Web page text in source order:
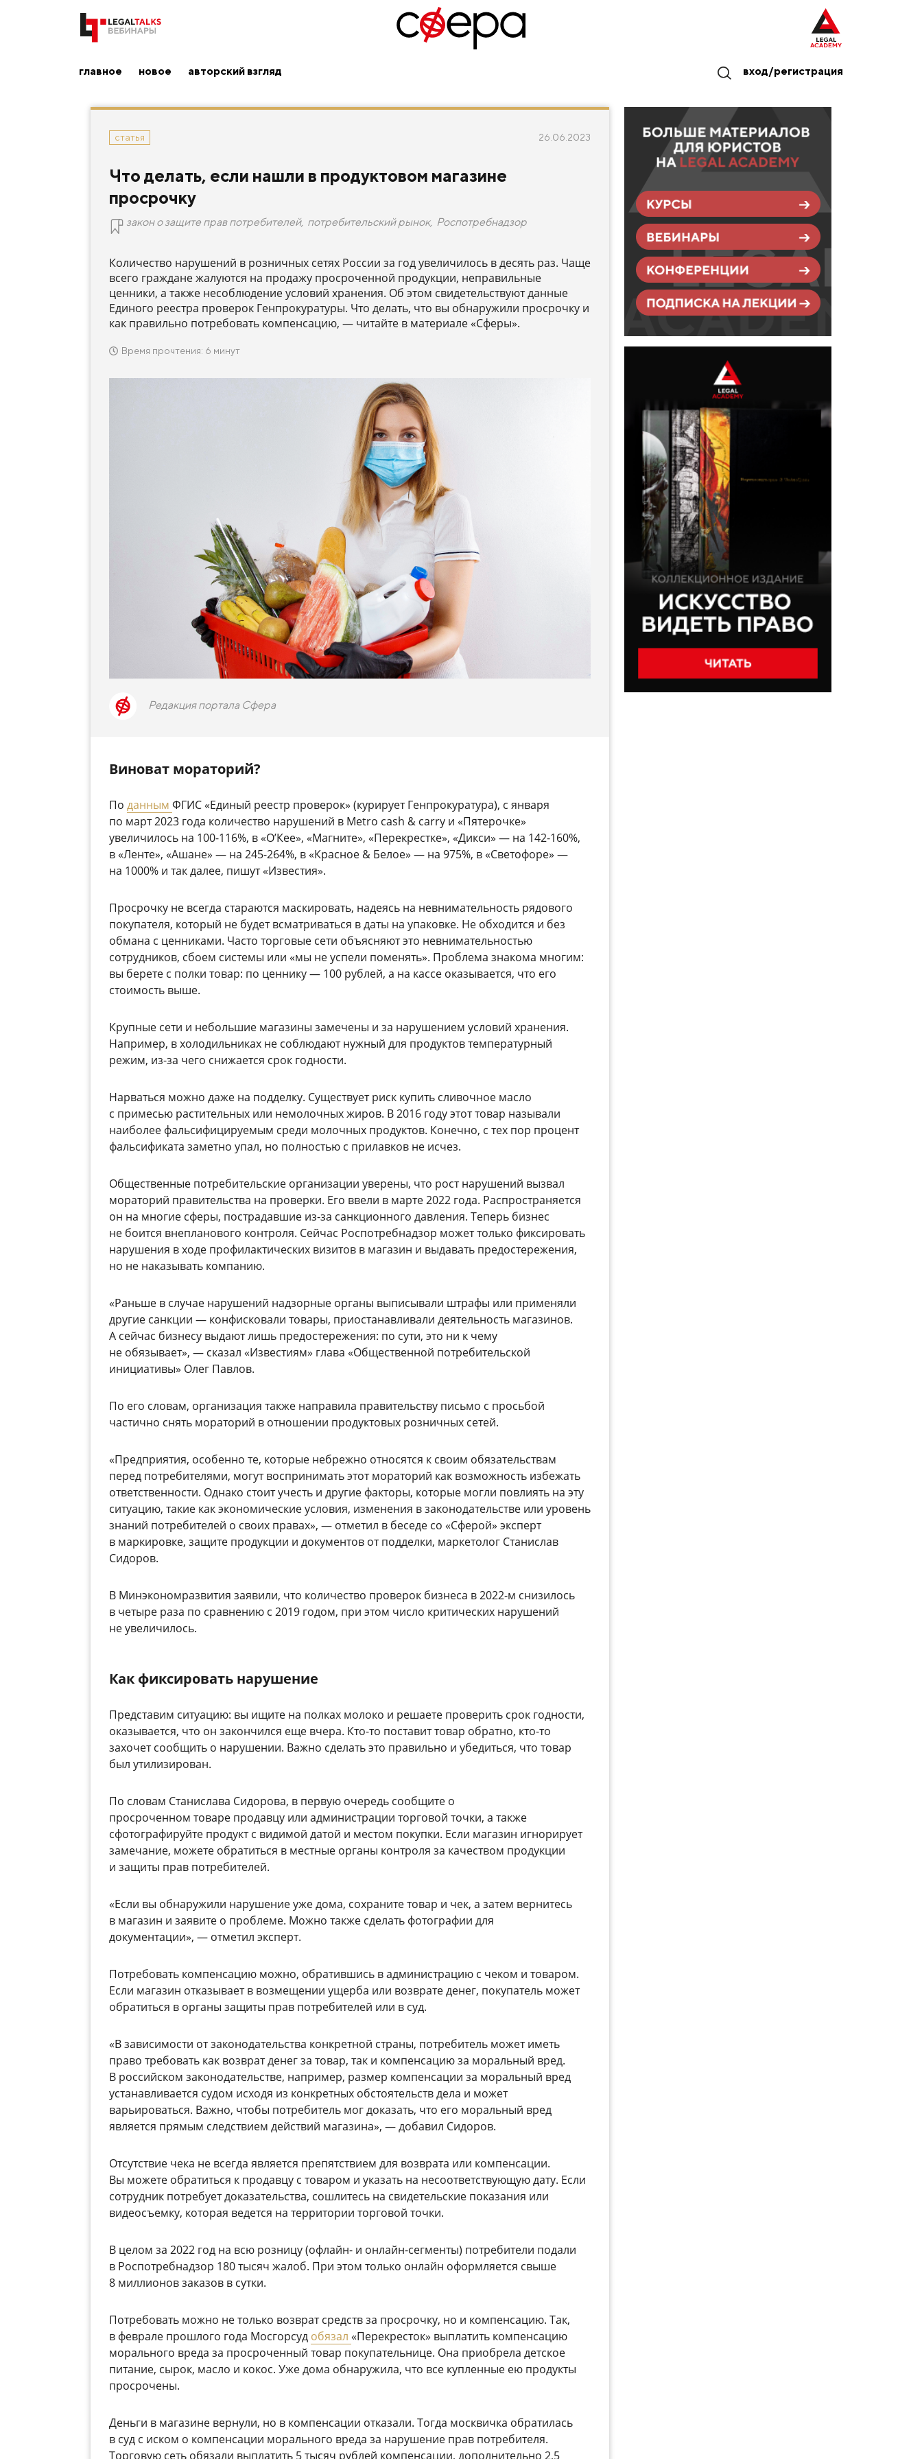
главное новое авторский взгляд вход/регистрация
статья 26.06.2023
Что делать, если нашли в продуктовом магазине
просрочку
закон о защите прав потребителей, потребительский рынок, Роспотребнадзор
Количество нарушений в розничных сетях России за год увеличилось в десять раз. Чаще
всего граждане жалуются на продажу просроченной продукции, неправильные
ценники, а также несоблюдение условий хранения. Об этом свидетельствуют данные
Единого реестра проверок Генпрокуратуры. Что делать, что вы обнаружили просрочку и
как правильно потребовать компенсацию, — читайте в материале «Сферы».
Время прочтения: 6 минут
Редакция портала Сфера
Виноват мораторий?
По данным ФГИС «Единый реестр проверок» (курирует Генпрокуратура), с января
по март 2023 года количество нарушений в Metro cash & carry и «Пятерочке»
увеличилось на 100-116%, в «О’Кее», «Магните», «Перекрестке», «Дикси» — на 142-160%,
в «Ленте», «Ашане» — на 245-264%, в «Красное & Белое» — на 975%, в «Светофоре» —
на 1000% и так далее, пишут «Известия».
Просрочку не всегда стараются маскировать, надеясь на невнимательность рядового
покупателя, который не будет всматриваться в даты на упаковке. Не обходится и без
обмана с ценниками. Часто торговые сети объясняют это невнимательностью
сотрудников, сбоем системы или «мы не успели поменять». Проблема знакома многим:
вы берете с полки товар: по ценнику — 100 рублей, а на кассе оказывается, что его
стоимость выше.
Крупные сети и небольшие магазины замечены и за нарушением условий хранения.
Например, в холодильниках не соблюдают нужный для продуктов температурный
режим, из-за чего снижается срок годности.
Нарваться можно даже на подделку. Существует риск купить сливочное масло
с примесью растительных или немолочных жиров. В 2016 году этот товар называли
наиболее фальсифицируемым среди молочных продуктов. Конечно, с тех пор процент
фальсификата заметно упал, но полностью с прилавков не исчез.
Общественные потребительские организации уверены, что рост нарушений вызвал
мораторий правительства на проверки. Его ввели в марте 2022 года. Распространяется
он на многие сферы, пострадавшие из-за санкционного давления. Теперь бизнес
не боится внепланового контроля. Сейчас Роспотребнадзор может только фиксировать
нарушения в ходе профилактических визитов в магазин и выдавать предостережения,
но не наказывать компанию.
«Раньше в случае нарушений надзорные органы выписывали штрафы или применяли
другие санкции — конфисковали товары, приостанавливали деятельность магазинов.
А сейчас бизнесу выдают лишь предостережения: по сути, это ни к чему
не обязывает», — сказал «Известиям» глава «Общественной потребительской
инициативы» Олег Павлов.
По его словам, организация также направила правительству письмо с просьбой
частично снять мораторий в отношении продуктовых розничных сетей.
«Предприятия, особенно те, которые небрежно относятся к своим обязательствам
перед потребителями, могут воспринимать этот мораторий как возможность избежать
ответственности. Однако стоит учесть и другие факторы, которые могли повлиять на эту
ситуацию, такие как экономические условия, изменения в законодательстве или уровень
знаний потребителей о своих правах», — отметил в беседе со «Сферой» эксперт
в маркировке, защите продукции и документов от подделки, маркетолог Станислав
Сидоров.
В Минэкономразвития заявили, что количество проверок бизнеса в 2022-м снизилось
в четыре раза по сравнению с 2019 годом, при этом число критических нарушений
не увеличилось.
Как фиксировать нарушение
Представим ситуацию: вы ищите на полках молоко и решаете проверить срок годности,
оказывается, что он закончился еще вчера. Кто-то поставит товар обратно, кто-то
захочет сообщить о нарушении. Важно сделать это правильно и убедиться, что товар
был утилизирован.
По словам Станислава Сидорова, в первую очередь сообщите о
просроченном товаре продавцу или администрации торговой точки, а также
сфотографируйте продукт с видимой датой и местом покупки. Если магазин игнорирует
замечание, можете обратиться в местные органы контроля за качеством продукции
и защиты прав потребителей.
«Если вы обнаружили нарушение уже дома, сохраните товар и чек, а затем вернитесь
в магазин и заявите о проблеме. Можно также сделать фотографии для
документации», — отметил эксперт.
Потребовать компенсацию можно, обратившись в администрацию с чеком и товаром.
Если магазин отказывает в возмещении ущерба или возврате денег, покупатель может
обратиться в органы защиты прав потребителей или в суд.
«В зависимости от законодательства конкретной страны, потребитель может иметь
право требовать как возврат денег за товар, так и компенсацию за моральный вред.
В российском законодательстве, например, размер компенсации за моральный вред
устанавливается судом исходя из конкретных обстоятельств дела и может
варьироваться. Важно, чтобы потребитель мог доказать, что его моральный вред
является прямым следствием действий магазина», — добавил Сидоров.
Отсутствие чека не всегда является препятствием для возврата или компенсации.
Вы можете обратиться к продавцу с товаром и указать на несоответствующую дату. Если
сотрудник потребует доказательства, сошлитесь на свидетельские показания или
видеосъемку, которая ведется на территории торговой точки.
В целом за 2022 год на всю розницу (офлайн- и онлайн-сегменты) потребители подали
в Роспотребнадзор 180 тысяч жалоб. При этом только онлайн оформляется свыше
8 миллионов заказов в сутки.
Потребовать можно не только возврат средств за просрочку, но и компенсацию. Так,
в феврале прошлого года Мосгорсуд обязал «Перекресток» выплатить компенсацию
морального вреда за просроченный товар покупательнице. Она приобрела детское
питание, сырок, масло и кокос. Уже дома обнаружила, что все купленные ею продукты
просрочены.
Деньги в магазине вернули, но в компенсации отказали. Тогда москвичка обратилась
в суд с иском о компенсации морального вреда за нарушение прав потребителя.
Торговую сеть обязали выплатить 5 тысяч рублей компенсации, дополнительно 2,5